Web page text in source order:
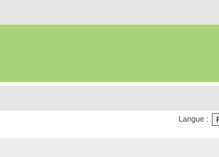
Langue :